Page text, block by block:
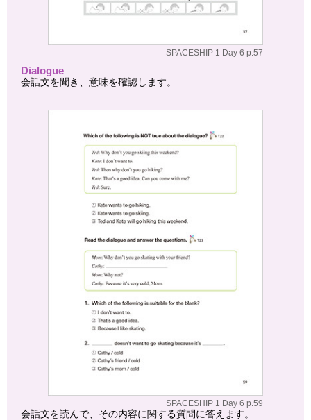
SPACESHIP 1 Day 6 p.57
Dialogue
会話文を聞き、意味を確認します。
SPACESHIP 1 Day 6 p.59
会話文を読んで、その内容に関する質問に答えます。